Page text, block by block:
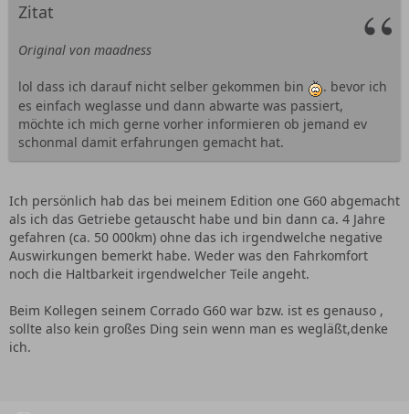
Zitat
Original von maadness
lol dass ich darauf nicht selber gekommen bin
. bevor ich
es einfach weglasse und dann abwarte was passiert,
möchte ich mich gerne vorher informieren ob jemand ev
schonmal damit erfahrungen gemacht hat.
Ich persönlich hab das bei meinem Edition one G60 abgemacht
als ich das Getriebe getauscht habe und bin dann ca. 4 Jahre
gefahren (ca. 50 000km) ohne das ich irgendwelche negative
Auswirkungen bemerkt habe. Weder was den Fahrkomfort
noch die Haltbarkeit irgendwelcher Teile angeht.
Beim Kollegen seinem Corrado G60 war bzw. ist es genauso ,
sollte also kein großes Ding sein wenn man es wegläßt,denke
ich.